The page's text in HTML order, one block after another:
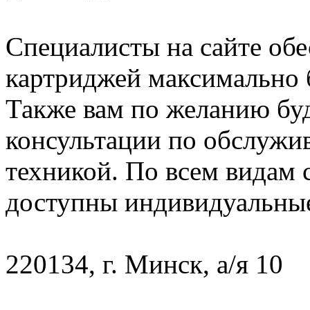
Специалисты на сайте
картриджей максимально
Также вам по желанию
консультации по
техникой. По всем видам
доступны
220134, г. Минск, а/я 10